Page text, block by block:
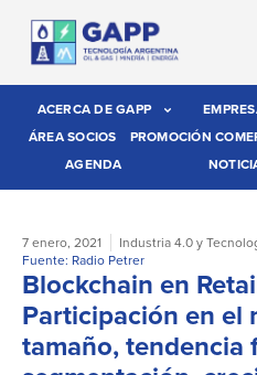
ACERCA DE GAPP
ÁREA SOCIOS
PROMOCIÓN
AGENDA
7 enero, 2021 Industria 4.0 y
Fuente: Radio Petrer
Blockchain en
Participación en el
tamaño, tendencia